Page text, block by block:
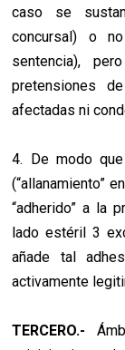
caso se
concursal) o
sentencia),
pretensiones
afectadas ni
4. De modo
(“allanamiento”
“adherido” a la
lado estéril 3
añade tal
activamente
TERCERO.-